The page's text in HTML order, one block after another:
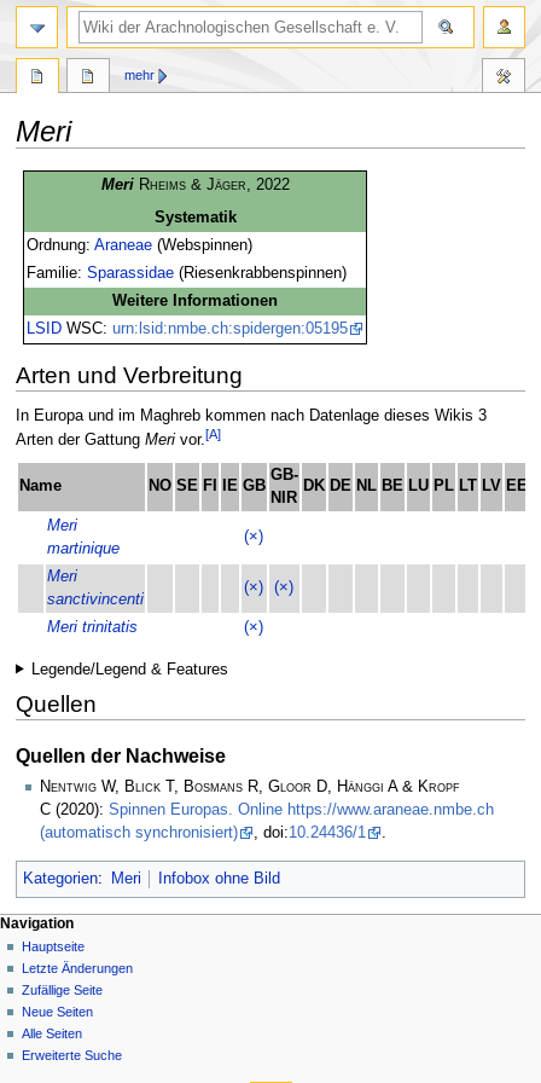
Meri
Meri Rheims & Jäger , 2022
Systematik
Ordnung:Araneae (Webspinnen)
Familie:Sparassidae (Riesenkrabbenspinnen)
Weitere Informationen
LSID WSC:urn:lsid:nmbe.ch:spidergen:05195
Arten und Verbreitung
In Europa und im Maghreb kommen nach Datenlage dieses Wikis 3
Arten der Gattung Merivor.[A]
Name NO SE FI IE GB
GB-
NIR
DK DE NL BE LU PL LT LV EE
Meri
martinique
(×)
Meri
sanctivincenti
(×) (×)
Meri trinitatis (×)
Legende/Legend & Features
Quellen
Quellen der Nachweise
Nentwig W, Blick T, Bosmans R, Gloor D, Hänggi A & Kropf
C (2020): Spinnen Europas. Online https://www.araneae.nmbe.ch
(automatisch synchronisiert)
, doi:10.24436/1 .
Kategorien: Meri Infobox ohne Bild
mehr
Navigation
Hauptseite
Letzte Änderungen
Zufällige Seite
Neue Seiten
Alle Seiten
Erweiterte Suche